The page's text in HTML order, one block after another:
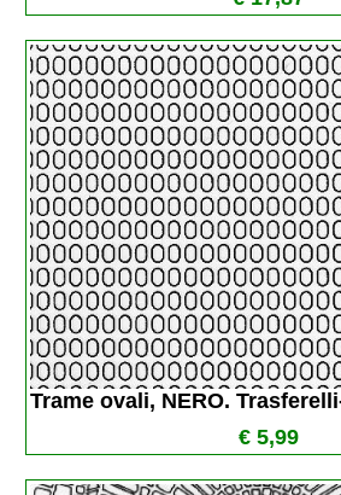
Trame ovali, NERO.
€ 5,99